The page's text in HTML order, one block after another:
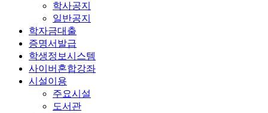
학사공지
일반공지
학자금대출
증명서발급
학생정보시스템
사이버혼합강좌
시설이용
주요시설
도서관